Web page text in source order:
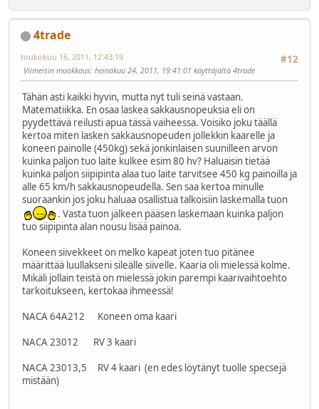
4trade
#12
toukokuu 16, 2011, 12:43:19
Viimeisin muokkaus: heinäkuu 24, 2011, 19:41:01 käyttäjältä 4trade
Tähän asti kaikki hyvin, mutta nyt tuli seinä vastaan.
Matematiikka. En osaa laskea sakkausnopeuksia eli on
pyydettävä reilusti apua tässä vaiheessa. Voisiko joku täällä
kertoa miten lasken sakkausnopeuden jollekkin kaarelle ja
koneen painolle (450kg) sekä jonkinlaisen suunilleen arvon
kuinka paljon tuo laite kulkee esim 80 hv? Haluaisin tietää
kuinka paljon siipipinta alaa tuo laite tarvitsee 450 kg painoilla ja
alle 65 km/h sakkausnopeudella. Sen saa kertoa minulle
suoraankin jos joku haluaa osallistua talkoisiin laskemalla tuon
. Vasta tuon jälkeen pääsen laskemaan kuinka paljon
tuo siipipinta alan nousu lisää painoa.
Koneen siivekkeet on melko kapeat joten tuo pitänee
määrittää luullakseni sileälle siivelle. Kaaria oli mielessä kolme.
Mikäli jollain teistä on mielessä jokin parempi kaarivaihtoehto
tarkoitukseen, kertokaa ihmeessä!
NACA 64A212 Koneen oma kaari
NACA 23012 RV 3 kaari
NACA 23013,5 RV 4 kaari (en edes löytänyt tuolle specsejä
mistään)